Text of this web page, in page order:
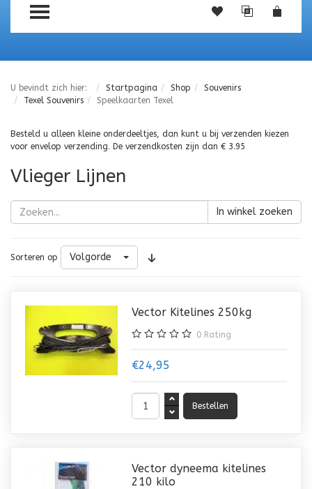
TOGGLE MENU
U bevindt zich hier: Startpagina Shop
Souvenirs
Texel Souvenirs
Speelkaarten Texel
Besteld u alleen kleine onderdeeltjes, dan kunt u bij verzenden kiezen
voor envelop verzending. De verzendkosten zijn dan € 3.95
Vlieger Lijnen
In winkel zoeken
Sorteren op Volgorde
Vector Kitelines 250kg
0 Rating
€24,95
Vector dyneema kitelines
210 kilo